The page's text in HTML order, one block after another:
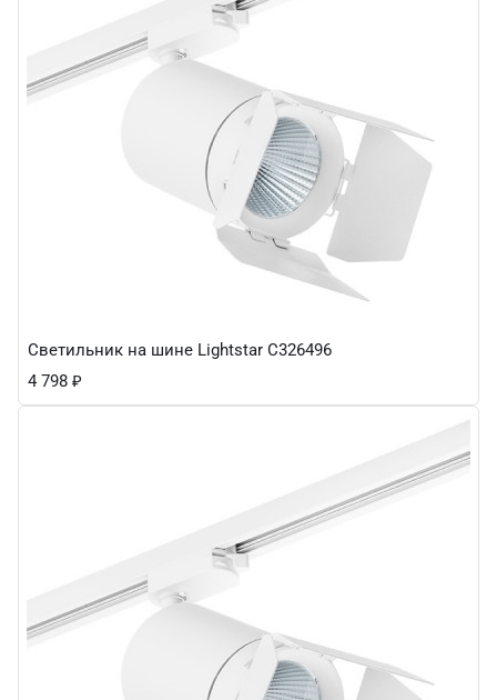
Светильник на шине Lightstar C326496
4 798 ₽